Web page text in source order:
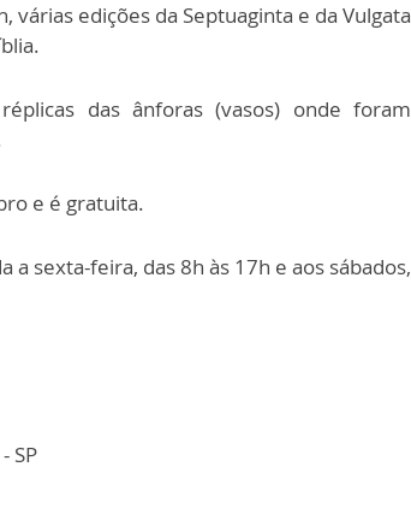
várias edições da Septuaginta e da Vulgata
das ânforas (vasos) onde foram
e é gratuita.
sexta-feira, das 8h às 17h e aos sábados,
SP